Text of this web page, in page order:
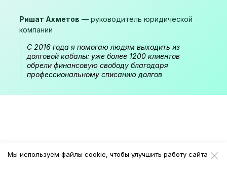
С 2016 года я помогаю людям выходить из
долговой кабалы: уже более 1200 клиентов
обрели финансовую свободу благодаря
профессиональному списанию долгов
Ришат Ахметов — руководитель юридической
компании
Мы используем файлы cookie, чтобы улучшить работу сайта